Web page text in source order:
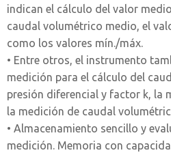
indican el cálculo del valor
caudal volumétrico medio, el
como los valores mín./máx.
• Entre otros, el instrumento
medición para el cálculo del
presión diferencial y factor k, la
la medición de caudal
• Almacenamiento sencillo y
medición. Memoria con